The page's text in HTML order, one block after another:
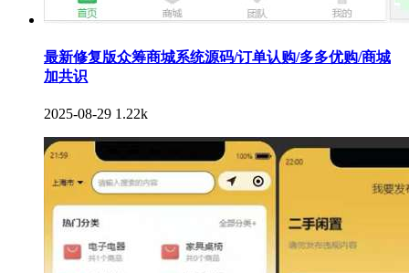
最新修复版众筹商城系统源码/订单认购/多多优购/商城
加共识
2025-08-29 1.22k